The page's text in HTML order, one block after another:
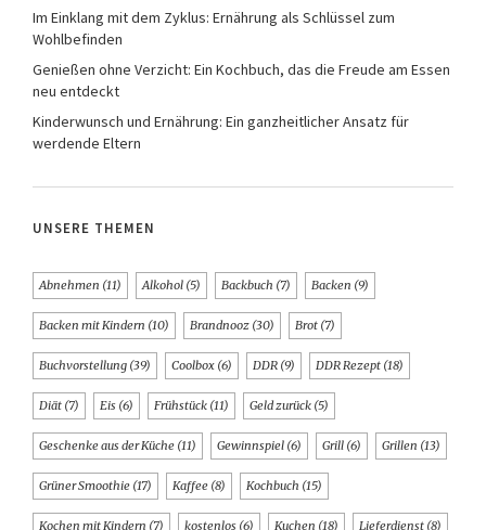
Im Einklang mit dem Zyklus: Ernährung als Schlüssel zum
Wohlbefinden
Genießen ohne Verzicht: Ein Kochbuch, das die Freude am Essen
neu entdeckt
Kinderwunsch und Ernährung: Ein ganzheitlicher Ansatz für
werdende Eltern
UNSERE THEMEN
Abnehmen (11) Alkohol (5) Backbuch (7) Backen (9)
Backen mit Kindern (10) Brandnooz (30) Brot (7)
Buchvorstellung (39) Coolbox (6) DDR (9) DDR Rezept (18)
Diät (7) Eis (6) Frühstück (11) Geld zurück (5)
Geschenke aus der Küche (11) Gewinnspiel (6) Grill (6) Grillen (13)
Grüner Smoothie (17) Kaffee (8) Kochbuch (15)
Kochen mit Kindern (7) kostenlos (6) Kuchen (18) Lieferdienst (8)